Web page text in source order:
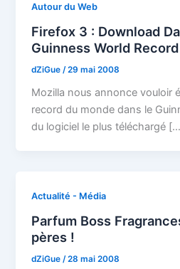
Autour du Web
Firefox 3 : Download
Guinness World Record
dZiGue /29 mai 2008
Mozilla nous annonce vouloir
record du monde dans le
du logiciel le plus téléchargé
Actualité - Média
Parfum Boss
pères !
dZiGue/28 mai 2008